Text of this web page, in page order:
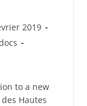
2019
to a new
Hautes